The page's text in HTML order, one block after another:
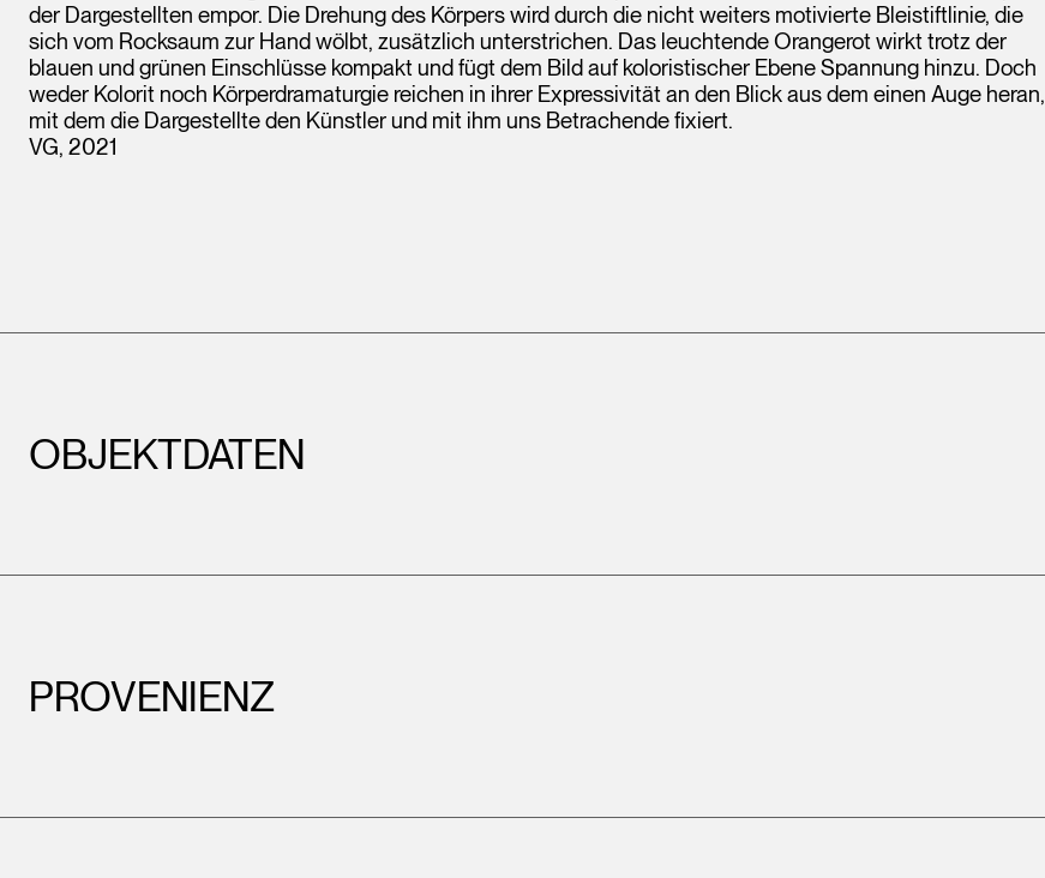
der Dargestellten empor. Die Drehung des Körpers wird durch die nicht weiters motivierte Bleistiftlinie, die
sich vom Rocksaum zur Hand wölbt, zusätzlich unterstrichen. Das leuchtende Orangerot wirkt trotz der
blauen und grünen Einschlüsse kompakt und fügt dem Bild auf koloristischer Ebene Spannung hinzu. Doch
weder Kolorit noch Körperdramaturgie reichen in ihrer Expressivität an den Blick aus dem einen Auge heran,
mit dem die Dargestellte den Künstler und mit ihm uns Betrachende fixiert.
VG, 2021
OBJEKTDATEN
PROVENIENZ